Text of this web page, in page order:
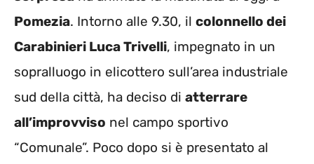
Pomezia. Intorno alle 9.30, il colonnello dei
Carabinieri Luca Trivelli, impegnato in un
sopralluogo in elicottero sull’area industriale
sud della città, ha deciso di atterrare
all’improvviso nel campo sportivo
“Comunale”. Poco dopo si è presentato al